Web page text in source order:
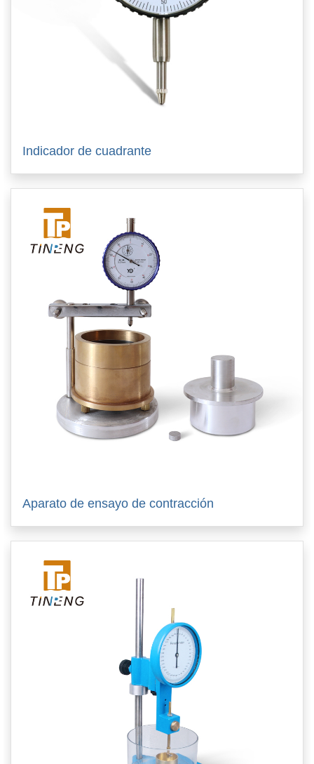
Indicador de cuadrante
Aparato de ensayo de contracción